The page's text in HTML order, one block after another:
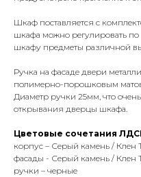
Шкаф поставляется с
шкафа можно регулировать по
шкафу предметы различной
Ручка на фасаде двери
полимерно-порошковым
Диаметр ручки 25мм, что
открывания дверцы шкафа.
Цветовые сочетания
корпус – Серый камень / Клен
фасады - Серый камень / Клен
ручки – черные